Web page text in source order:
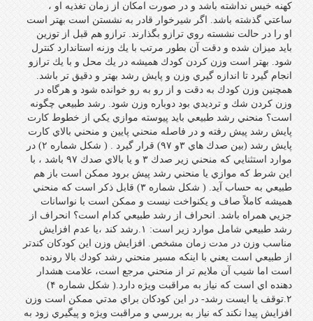
كهنه خيس نداشته باشد و در صورت امكان از زمان تغذيه او ،
ساعتي گذشته باشد. اگر شيرخوار قادر به نشستن است بهتر است
او را در حالت نشسته روي ترازو بگذارند. ترازو هم قبل از توزين
بايد ميزان شده و دقت آن بطور مرتب با يك وزنه استاندارد كنترل
شود. بهتر است وزن كردن كودك هميشه در يك محل و با يك ترازو
انجام گيرد تا اندازه گيري وزن و پايش رشد بهتر و دقيق تر باشد.
همچنين وزن كودك به دقت و از رو به رو خوانده شود و هرگاه در
وزن كردن شك و ترديدي بود دوباره وزن شود. رشد طبيعي چگونه
است؟ منحني رشد طبيعي بايد پيوسته موازي يكي از خطوط كارت
پايش رشد پيش رفته و در فاصله منحني پايين و منحني بالاي كارت
پايش رشد (‌بين صدك هاي ۳و ۹۷) قرار گيرد . ( شكل شماره ۲)‌ در
موارد استثنايي كه منحني زير صدك ۳ و يا بالاي صدك ۹۷ باشد ، با
اين شرط كه موازي يا منحني رشد پيش برود ممكن است باز هم
طبيعي به حساب آيد. ( شكل شماره ۳)‌ قابل ذكر است كه منحني
هميشه كاملاً صاف و يكنواخت نيست و ممكن است با نواسانات
جزيي همراه باشد. انحراف از رشد طبيعي كدام است؟ انحراف از
رشد طبيعي شامل موارد زير است: ۱.رشد كند ،‌يا عدم افزايش
مناسب وزن در مدت زمان مشخص. افزايش وزن اين كودكان كندتر
از طبيعي است يعني با اينكه مسير منحني رشد كودك بالا رونده
است اما شيب آن ملايم تر از منحني مرجع است، علامت هشدار
دهنده اي است كه نياز به مراقبت ويژه دارد.( شكل شماره ۴)
۲.توقف يا ايست رشد- در اين كودكان براي مدتي ممكن است وزن
افزايش پيدا نكند كه نياز به بررسي و مراقبت ويژه و پيگيري زود به